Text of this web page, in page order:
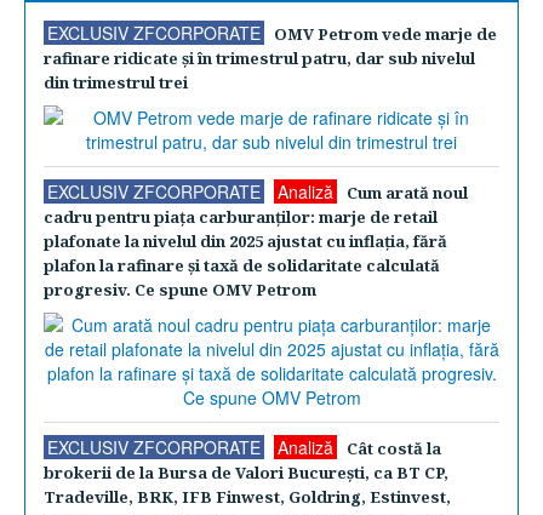
EXCLUSIV ZFCORPORATE
OMV Petrom vede marje de
rafinare ridicate şi în trimestrul patru, dar sub nivelul
din trimestrul trei
EXCLUSIV ZFCORPORATE Analiză
Cum arată noul
cadru pentru piaţa carburanţilor: marje de retail
plafonate la nivelul din 2025 ajustat cu inflaţia, fără
plafon la rafinare şi taxă de solidaritate calculată
progresiv. Ce spune OMV Petrom
EXCLUSIV ZFCORPORATE Analiză
Cât costă la
brokerii de la Bursa de Valori Bucureşti, ca BT CP,
Tradeville, BRK, IFB Finwest, Goldring, Estinvest,